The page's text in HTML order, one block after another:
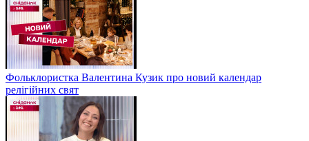
Фольклористка Валентина Кузик про новий календар
релігійних свят